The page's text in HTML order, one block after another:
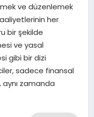
ve düzenlemek
her
bir şekilde
ve yasal
gibi bir dizi
sadece finansal
zamanda